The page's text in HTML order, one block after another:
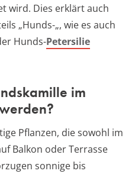
wird. Dies erklärt auch
„Hunds-„, wie es auch
Hunds-Petersilie
im
Pflanzen, die sowohl im
Balkon oder Terrasse
sonnige bis